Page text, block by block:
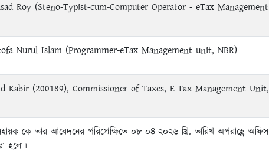
Roy (Steno-Typist-cum-Computer Operator - eTax Management
Nurul Islam (Programmer-eTax Management unit, NBR)
Kabir (200189), Commissioner of Taxes, E-Tax Management Unit,
কে তার আবেদনের পরিপ্রেক্ষিতে ০৮-০৪-২০২৬ খ্রি. তারিখ অপরাহ্ণে অফিস
হলো।